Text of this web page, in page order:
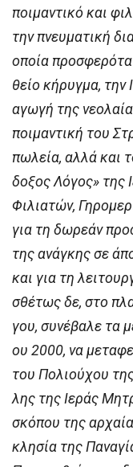
ποι­μαν­τι­κό και
την πνευ­μα­τι­κή
ο­ποί­α
θεί­ο κή­ρυγ­μα, την
α­γω­γή της
ποι­μαν­τι­κή του
πω­λεί­α, αλ­λά και
δο­ξος Λό­γος» της
Φιλιατών,
για τη δω­ρε­άν
της α­νάγ­κης σε
και για τη
σθέ­τως δε, στο
γου, συ­νέ­βα­λε τα
ου 2000, να
του Πο­λι­ού­χου
λης της Ι­ε­ράς
σκό­που της
κλη­σί­α της